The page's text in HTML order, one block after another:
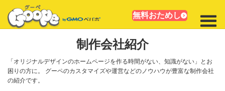
無料おためし
制作会社紹介
「オリジナルデザインのホームページを作る時間がない、知識がない」とお
困りの方に。
グーペのカスタマイズや運営などのノウハウが豊富な制作会社
の紹介です。